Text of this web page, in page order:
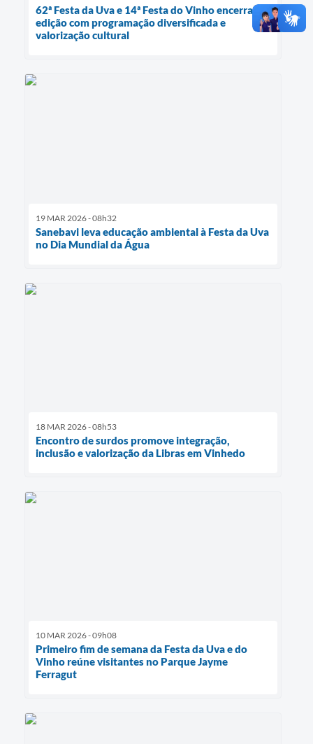
62ª Festa da Uva e 14ª Festa do Vinho encerram
edição com programação diversificada e
valorização cultural
19 MAR 2026 - 08h32
Sanebavi leva educação ambiental à Festa da Uva
no Dia Mundial da Água
18 MAR 2026 - 08h53
Encontro de surdos promove integração,
inclusão e valorização da Libras em Vinhedo
10 MAR 2026 - 09h08
Primeiro fim de semana da Festa da Uva e do
Vinho reúne visitantes no Parque Jayme
Ferragut